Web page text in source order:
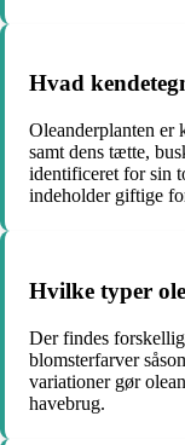
Hvad
Oleanderplanten er
samt dens tætte,
identificeret for sin
indeholder giftige
Hvilke typer
Der findes
blomsterfarver
variationer gør
havebrug.